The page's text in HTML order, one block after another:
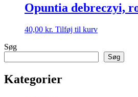
Opuntia debreczyi,
40,00 kr. Tilføj til kurv
Søg
Søg
Kategorier